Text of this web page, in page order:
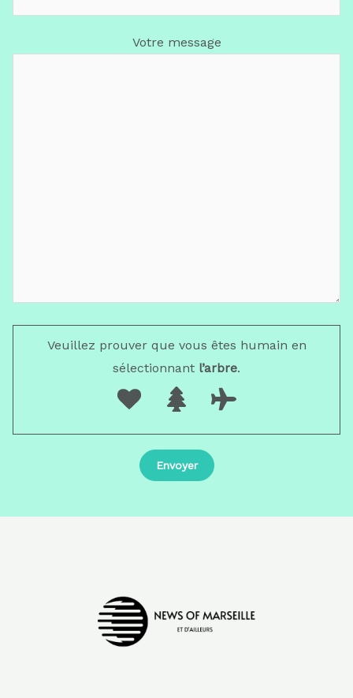
Votre message
Veuillez prouver que vous êtes humain en
sélectionnant l’arbre.